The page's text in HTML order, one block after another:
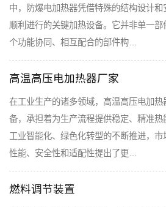
中，防爆电加热器凭借特殊的结构设计
顺利进行的关键加热设备。它并非单一
个功能协同、相互配合的部件构…
高温高压电加热器厂家
在工业生产的诸多领域，高温高压电加
备，承担着为生产流程提供稳定、精准
工业智能化、绿色化转型的不断推进，
性能、安全性和适配性提出了更…
燃料调节装置